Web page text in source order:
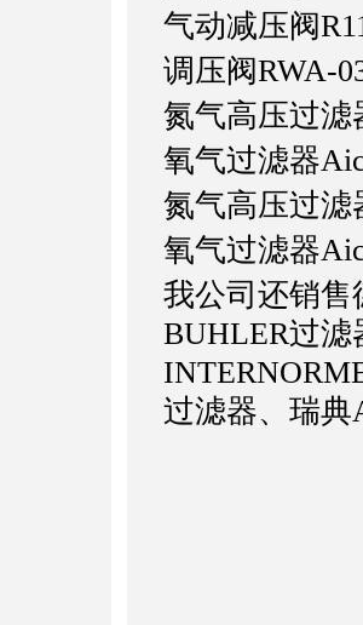
气动减压阀
调压阀RWA-
氮气高压过滤
氧气过滤器
氮气高压过滤
氧气过滤器
我公司还销售
BUHLER过滤
过滤器、瑞典